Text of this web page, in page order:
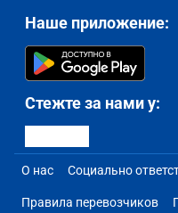
Наше приложение:
Стежте за нами у:
О нас Социально
Правила перевозчиков